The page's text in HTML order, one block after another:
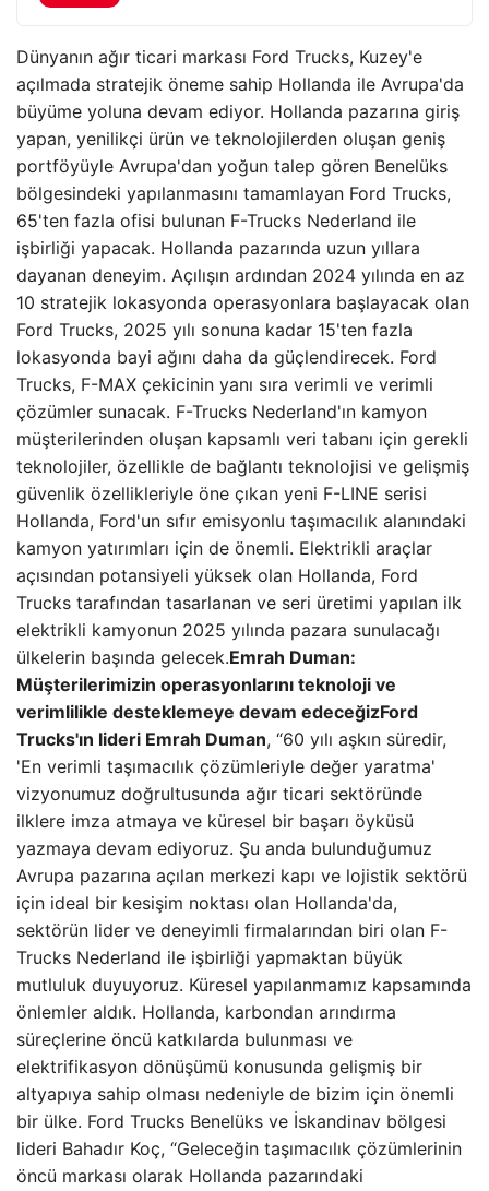
Dünyanın ağır ticari markası Ford Trucks, Kuzey'e
açılmada stratejik öneme sahip Hollanda ile Avrupa'da
büyüme yoluna devam ediyor. Hollanda pazarına giriş
yapan, yenilikçi ürün ve teknolojilerden oluşan geniş
portföyüyle Avrupa'dan yoğun talep gören Benelüks
bölgesindeki yapılanmasını tamamlayan Ford Trucks,
65'ten fazla ofisi bulunan F-Trucks Nederland ile
işbirliği yapacak. Hollanda pazarında uzun yıllara
dayanan deneyim. Açılışın ardından 2024 yılında en az
10 stratejik lokasyonda operasyonlara başlayacak olan
Ford Trucks, 2025 yılı sonuna kadar 15'ten fazla
lokasyonda bayi ağını daha da güçlendirecek. Ford
Trucks, F-MAX çekicinin yanı sıra verimli ve verimli
çözümler sunacak. F-Trucks Nederland'ın kamyon
müşterilerinden oluşan kapsamlı veri tabanı için gerekli
teknolojiler, özellikle de bağlantı teknolojisi ve gelişmiş
güvenlik özellikleriyle öne çıkan yeni F-LINE serisi
Hollanda, Ford'un sıfır emisyonlu taşımacılık alanındaki
kamyon yatırımları için de önemli. Elektrikli araçlar
açısından potansiyeli yüksek olan Hollanda, Ford
Trucks tarafından tasarlanan ve seri üretimi yapılan ilk
elektrikli kamyonun 2025 yılında pazara sunulacağı
ülkelerin başında gelecek.Emrah Duman:
Müşterilerimizin operasyonlarını teknoloji ve
verimlilikle desteklemeye devam edeceğizFord
Trucks'ın lideri Emrah Duman, “60 yılı aşkın süredir,
'En verimli taşımacılık çözümleriyle değer yaratma'
vizyonumuz doğrultusunda ağır ticari sektöründe
ilklere imza atmaya ve küresel bir başarı öyküsü
yazmaya devam ediyoruz. Şu anda bulunduğumuz
Avrupa pazarına açılan merkezi kapı ve lojistik sektörü
için ideal bir kesişim noktası olan Hollanda'da,
sektörün lider ve deneyimli firmalarından biri olan F-
Trucks Nederland ile işbirliği yapmaktan büyük
mutluluk duyuyoruz. Küresel yapılanmamız kapsamında
önlemler aldık. Hollanda, karbondan arındırma
süreçlerine öncü katkılarda bulunması ve
elektrifikasyon dönüşümü konusunda gelişmiş bir
altyapıya sahip olması nedeniyle de bizim için önemli
bir ülke. Ford Trucks Benelüks ve İskandinav bölgesi
lideri Bahadır Koç, “Geleceğin taşımacılık çözümlerinin
öncü markası olarak Hollanda pazarındaki